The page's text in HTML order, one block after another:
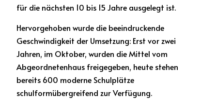
für die nächsten 10 bis 15 Jahre ausgelegt ist.
Hervorgehoben wurde die beeindruckende
Geschwindigkeit der Umsetzung: Erst vor zwei
Jahren, im Oktober, wurden die Mittel vom
Abgeordnetenhaus freigegeben, heute stehen
bereits 600 moderne Schulplätze
schulformübergreifend zur Verfügung.